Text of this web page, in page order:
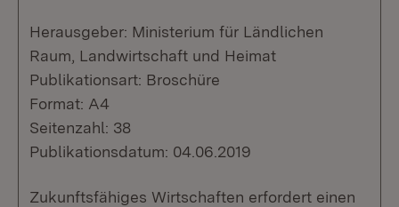
Herausgeber: Ministerium für Ländlichen
Raum, Landwirtschaft und Heimat
Publikationsart: Broschüre
Format: A4
Seitenzahl: 38
Publikationsdatum: 04.06.2019
Zukunftsfähiges Wirtschaften erfordert einen